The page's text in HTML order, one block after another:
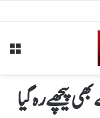
پیچھے رہ گیا